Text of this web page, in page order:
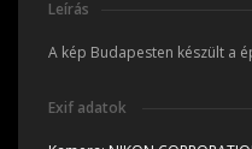
Leírás
A kép Budapesten készült a
Exif adatok